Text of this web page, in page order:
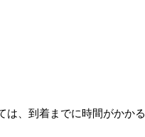
は、到着までに時間がかかる